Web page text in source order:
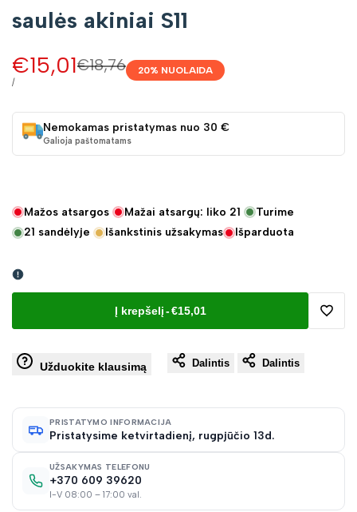
saulės akiniai S11
Įprasta
€18,76
Pardavimo
kaina
€15,01
VIENETO
/
20% NUOLAIDA
Nemokamas pristatymas nuo 30 €
Galioja paštomatams
Mažos atsargos Mažai atsargų: liko 21
Turime
21 sandėlyje Išankstinis užsakymas Išparduota
Į krepšelį-€15,01
Užduokite klausimą Dalintis Dalintis
PRISTATYMO INFORMACIJA
Pristatysime ketvirtadienį, rugpjūčio 13d.
UŽSAKYMAS TELEFONU
+370 609 39620
I-V 08:00 – 17:00 val.